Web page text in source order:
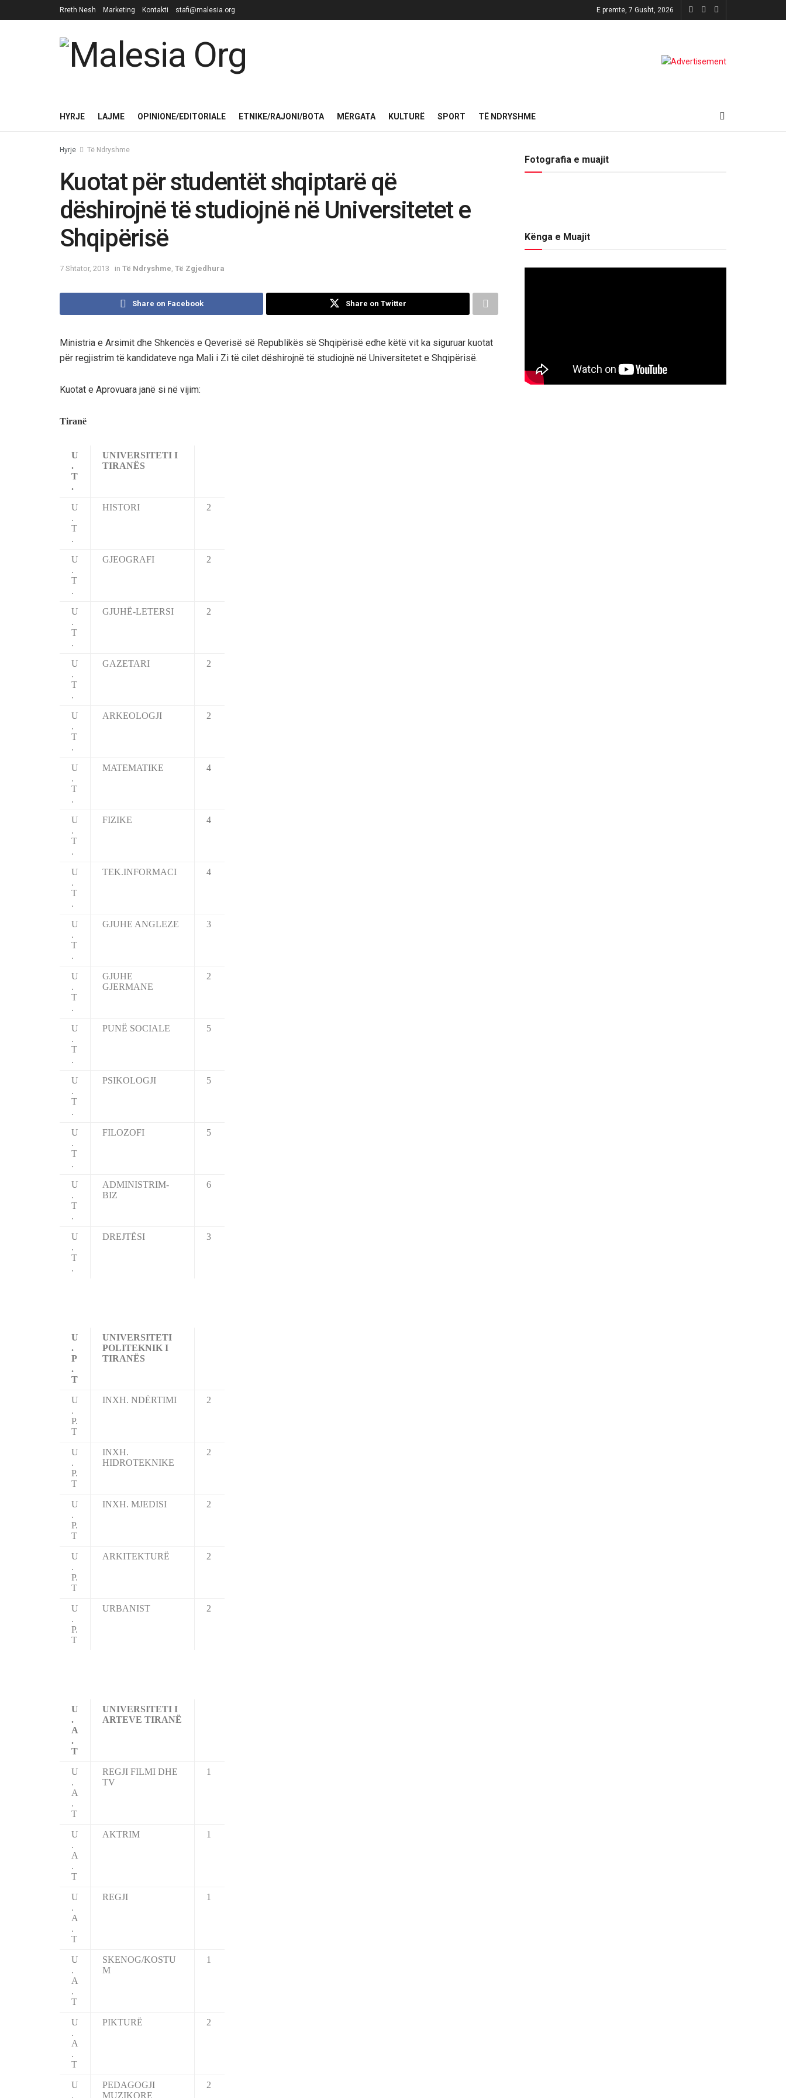
Rreth Nesh Marketing Kontakti stafi@malesia.org E premte, 7 Gusht, 2026
HYRJE LAJME OPINIONE/EDITORIALE ETNIKE/RAJONI/BOTA MËRGATA KULTURË SPORT TË NDRYSHME
Hyrje Të Ndryshme
Kuotat për studentët shqiptarë që
dëshirojnë të studiojnë në Universitetet e
Shqipërisë
7 Shtator, 2013 in Të Ndryshme Të Zgjedhura
Share on Facebook Share on Twitter
Ministria e Arsimit dhe Shkencës e Qeverisë së Republikës së Shqipërisë edhe këtë vit ka siguruar kuotat
për regjistrim të kandidateve nga Mali i Zi të cilet dëshirojnë të studiojnë në Universitetet e Shqipërisë.
Kuotat e Aprovuara janë si në vijim:
Tiranë
U
.
T
.
UNIVERSITETI I
TIRANËS
U
.
T
.
HISTORI 2
U
.
T
.
GJEOGRAFI 2
U
.
T
.
GJUHË-LETERSI 2
U
.
T
.
GAZETARI 2
U
.
T
.
ARKEOLOGJI 2
U
.
T
.
MATEMATIKE 4
U
.
T
.
FIZIKE 4
U
.
T
.
TEK.INFORMACI 4
U
.
T
.
GJUHE ANGLEZE 3
U
.
T
.
GJUHE
GJERMANE
2
U
.
T
.
PUNË SOCIALE 5
U
.
T
.
PSIKOLOGJI 5
U
.
T
.
FILOZOFI 5
U
.
T
.
ADMINISTRIM-
BIZ
6
U
.
T
.
DREJTËSI 3
U
.
P
.
T
UNIVERSITETI
POLITEKNIK I
TIRANËS
U
.
P.
T
INXH. NDËRTIMI 2
U
.
P.
T
INXH.
HIDROTEKNIKE
2
U
.
P.
T
INXH. MJEDISI 2
U
.
P.
T
ARKITEKTURË 2
U
.
P.
T
URBANIST 2
U
.
A
.
T
UNIVERSITETI I
ARTEVE TIRANË
U
.
A
.
T
REGJI FILMI DHE
TV
1
U
.
A
.
T
AKTRIM 1
U
.
A
.
T
REGJI 1
U
.
A
.
T
SKENOG/KOSTU
M
1
U
.
A
.
T
PIKTURË 2
U
.
PEDAGOGJI
MUZIKORE
2
Fotografia e muajit
Kënga e Muajit